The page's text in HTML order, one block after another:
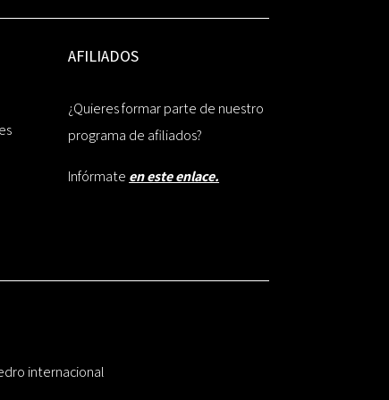
AFILIADOS
¿Quieres formar parte de nuestro
programa de afiliados?
Infórmate en este enlace.
internacional